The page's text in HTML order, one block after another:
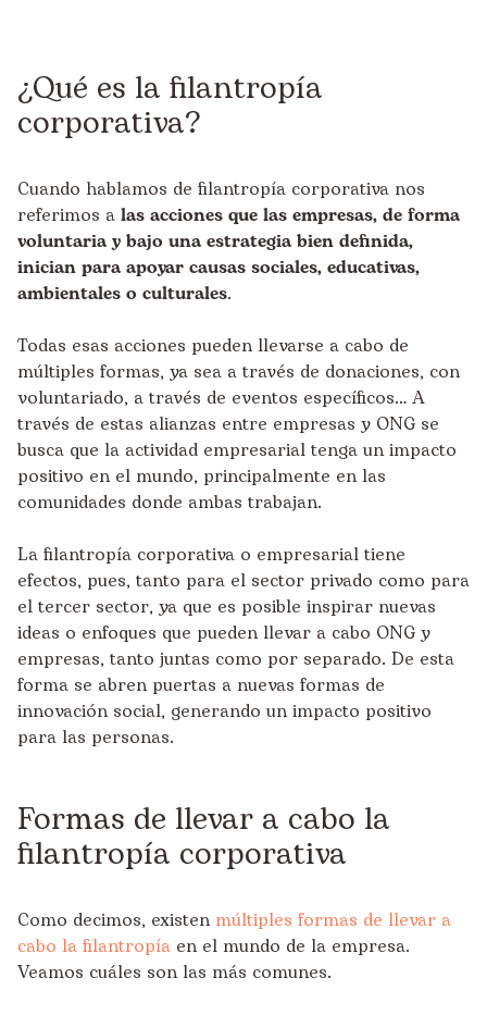
¿Qué es la filantropía
corporativa?
Cuando hablamos de filantropía corporativa nos
referimos a las acciones que las empresas, de forma
voluntaria y bajo una estrategia bien definida,
inician para apoyar causas sociales, educativas,
ambientales o culturales.
Todas esas acciones pueden llevarse a cabo de
múltiples formas, ya sea a través de donaciones, con
voluntariado, a través de eventos específicos… A
través de estas alianzas entre empresas y ONG se
busca que la actividad empresarial tenga un impacto
positivo en el mundo, principalmente en las
comunidades donde ambas trabajan.
La filantropía corporativa o empresarial tiene
efectos, pues, tanto para el sector privado como para
el tercer sector, ya que es posible inspirar nuevas
ideas o enfoques que pueden llevar a cabo ONG y
empresas, tanto juntas como por separado. De esta
forma se abren puertas a nuevas formas de
innovación social, generando un impacto positivo
para las personas.
Formas de llevar a cabo la
filantropía corporativa
Como decimos, existen múltiples formas de llevar a
cabo la filantropía en el mundo de la empresa.
Veamos cuáles son las más comunes.